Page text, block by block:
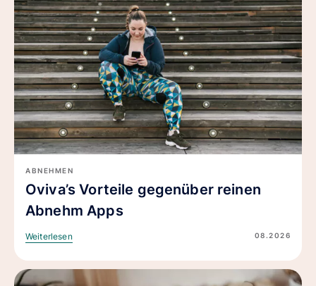
ABNEHMEN
Oviva’s Vorteile gegenüber reinen
Abnehm Apps
Weiterlesen 08.2026